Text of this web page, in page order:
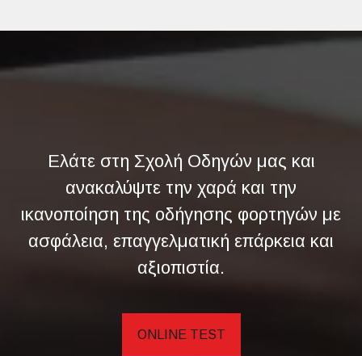
Ελάτε στη Σχολή Οδηγών μας και
ανακαλύψτε την χαρά και την
ικανοποίηση της οδήγησης φορτηγών με
ασφάλεια, επαγγελματική επάρκεια και
αξιοπιστία.
ONLINE TEST